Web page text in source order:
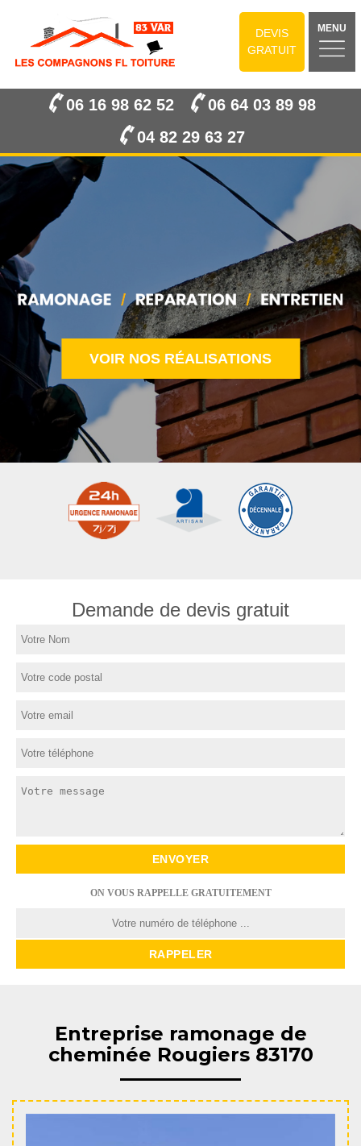
DEVIS
GRATUIT
MENU
06 16 98 62 52
06 64 03 89 98
04 82 29 63 27
VOIR NOS RÉALISATIONS
Demande de devis gratuit
ON VOUS RAPPELLE GRATUITEMENT
Entreprise ramonage de
cheminée Rougiers 83170